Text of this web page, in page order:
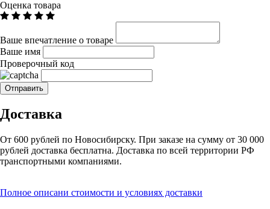
Оценка товара
Ваше впечатление о товаре
Ваше имя
Проверочный код
Доставка
От 600 рублей по Новосибирску. При заказе на сумму от 30 000
рублей доставка бесплатна. Доставка по всей территории РФ
транспортными компаниями.
Полное описани стоимости и условиях доставки